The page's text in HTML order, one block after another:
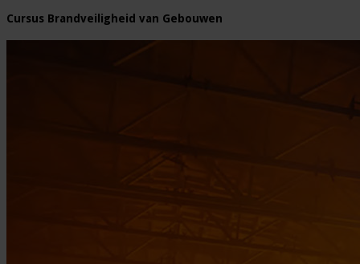
Cursus Brandveiligheid van Gebouwen